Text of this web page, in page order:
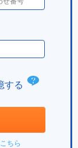
する
ク
ちら